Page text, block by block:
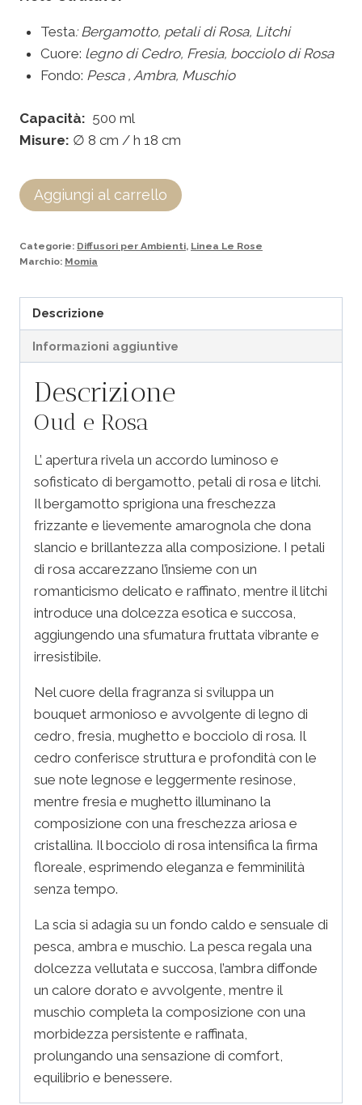
Testa:Bergamotto, petali di Rosa, Litchi
Cuore: legno di Cedro, Fresia, bocciolo di Rosa
Fondo: Pesca , Ambra, Muschio
Capacità: 500 ml
Misure: ∅ 8 cm / h 18 cm
Aggiungi al carrello
Categorie: Diffusori per Ambienti, Linea Le Rose
Marchio: Momia
Descrizione
Informazioni aggiuntive
Descrizione
Oud e Rosa
L’ apertura rivela un accordo luminoso e
sofisticato di bergamotto, petali di rosa e litchi.
Il bergamotto sprigiona una freschezza
frizzante e lievemente amarognola che dona
slancio e brillantezza alla composizione. I petali
di rosa accarezzano l’insieme con un
romanticismo delicato e raffinato, mentre il litchi
introduce una dolcezza esotica e succosa,
aggiungendo una sfumatura fruttata vibrante e
irresistibile.
Nel cuore della fragranza si sviluppa un
bouquet armonioso e avvolgente di legno di
cedro, fresia, mughetto e bocciolo di rosa. Il
cedro conferisce struttura e profondità con le
sue note legnose e leggermente resinose,
mentre fresia e mughetto illuminano la
composizione con una freschezza ariosa e
cristallina. Il bocciolo di rosa intensifica la firma
floreale, esprimendo eleganza e femminilità
senza tempo.
La scia si adagia su un fondo caldo e sensuale di
pesca, ambra e muschio. La pesca regala una
dolcezza vellutata e succosa, l’ambra diffonde
un calore dorato e avvolgente, mentre il
muschio completa la composizione con una
morbidezza persistente e raffinata,
prolungando una sensazione di comfort,
equilibrio e benessere.